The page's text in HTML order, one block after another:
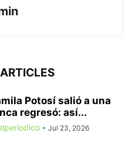
Potosí salió a una
regresó: así...
- Jul 23, 2026